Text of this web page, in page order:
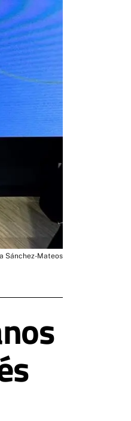
Sánchez-Mateos